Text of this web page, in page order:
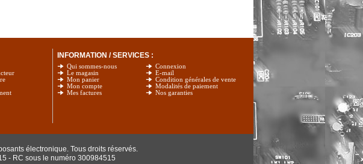
INFORMATION / SERVICES :
Qui sommes-nous
Le magasin
Mon panier
Mon compte
Mes factures
Connexion
E-mail
Condition générales de vente
Modalités de paiement
Nos garanties
électronique. Tous droits réservés.
- RC sous le numéro 300984515